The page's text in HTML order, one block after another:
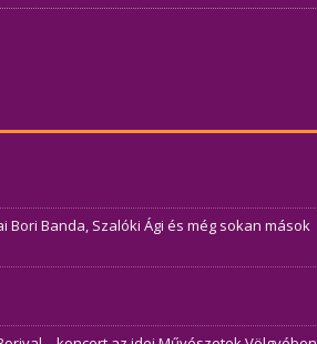
Banda, Szalóki Ági és még sokan mások